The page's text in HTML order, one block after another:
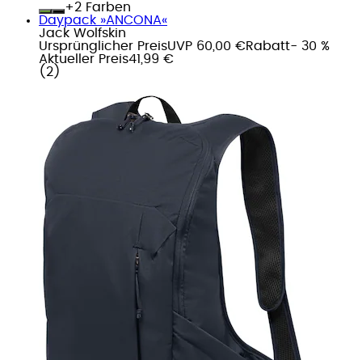
+
Farben
Daypack »ANCONA«
Jack Wolfskin
Ursprünglicher PreisUVP 60,00 €Rabatt- 30 %
Aktueller Preis41,99 €
( 2 )